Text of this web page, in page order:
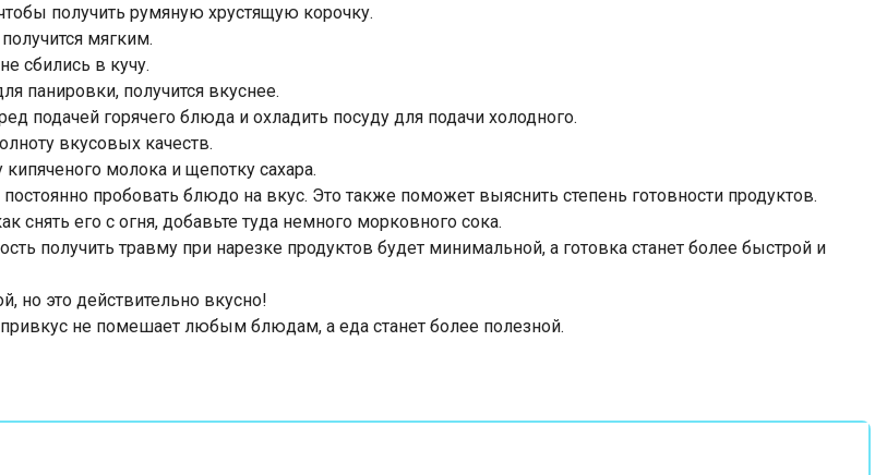
получить румяную хрустящую корочку.
мягким.
сбились в кучу.
панировки, получится вкуснее.
подачей горячего блюда и охладить посуду для подачи холодного.
вкусовых качеств.
молока и щепотку сахара.
пробовать блюдо на вкус. Это также поможет выяснить степень готовности продуктов.
его с огня, добавьте туда немного морковного сока.
получить травму при нарезке продуктов будет минимальной, а готовка станет более быстрой и
но это действительно вкусно!
не помешает любым блюдам, а еда станет более полезной.